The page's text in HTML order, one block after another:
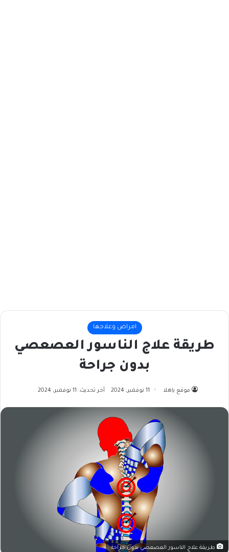
امراض وعلاجها
طريقة علاج الناسور العصعصي
بدون جراحة
موقع ياهلا 11 نوفمبر، 2024 آخر تحديث: 11 نوفمبر، 2024
طريقة علاج الناسور العصعصي بدون جراحة